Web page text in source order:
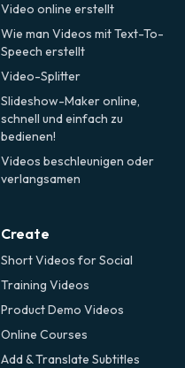
Video online erstellt
Wie man Videos mit Text-To-
Speech erstellt
Video-Splitter
Slideshow-Maker online,
schnell und einfach zu
bedienen!
Videos beschleunigen oder
verlangsamen
Create
Short Videos for Social
Training Videos
Product Demo Videos
Online Courses
Add & Translate Subtitles